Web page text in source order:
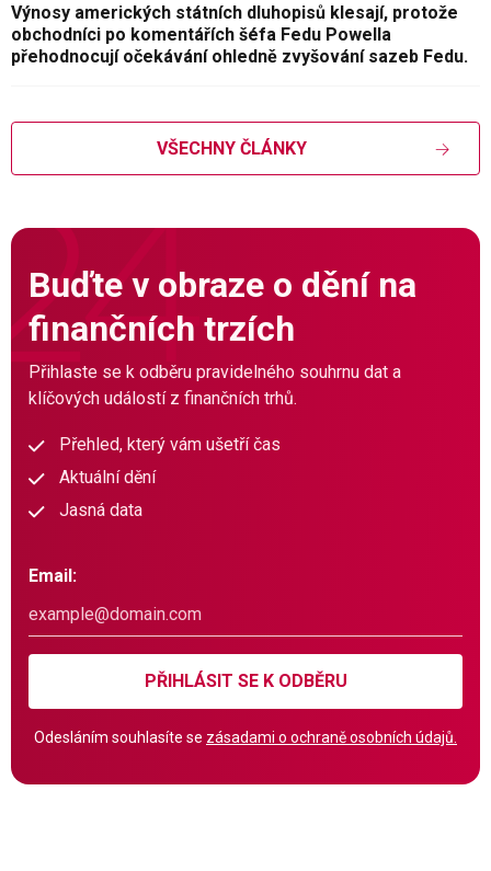
Výnosy amerických státních dluhopisů klesají, protože
obchodníci po komentářích šéfa Fedu Powella
přehodnocují očekávání ohledně zvyšování sazeb Fedu.
VŠECHNY ČLÁNKY
Buďte v obraze o dění na
finančních trzích
Přihlaste se k odběru pravidelného souhrnu dat a
klíčových událostí z finančních trhů.
Přehled, který vám ušetří čas
Aktuální dění
Jasná data
Email:
PŘIHLÁSIT SE K ODBĚRU
Odesláním souhlasíte se zásadami o ochraně osobních údajů.